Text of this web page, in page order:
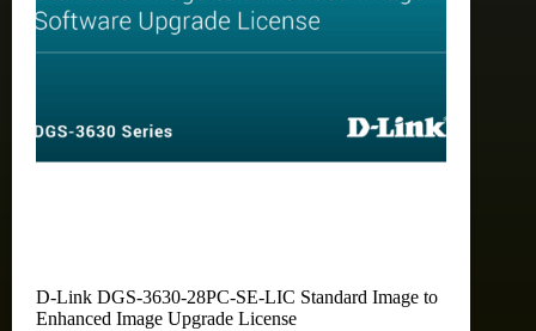
D-Link DGS-3630-28PC-SE-LIC Standard Image to
Enhanced Image Upgrade License